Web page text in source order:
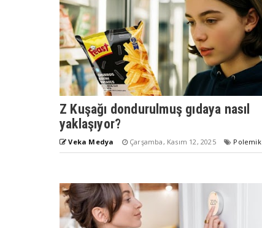
Z Kuşağı dondurulmuş gıdaya nasıl
yaklaşıyor?
Veka Medya Çarşamba, Kasım 12, 2025 Polemik